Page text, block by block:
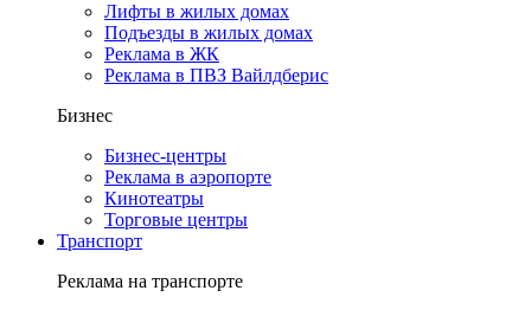
Лифты в жилых домах
Подъезды в жилых домах
Реклама в ЖК
Реклама в ПВЗ Вайлдберис
Бизнес
Бизнес-центры
Реклама в аэропорте
Кинотеатры
Торговые центры
Транспорт
Реклама на транспорте